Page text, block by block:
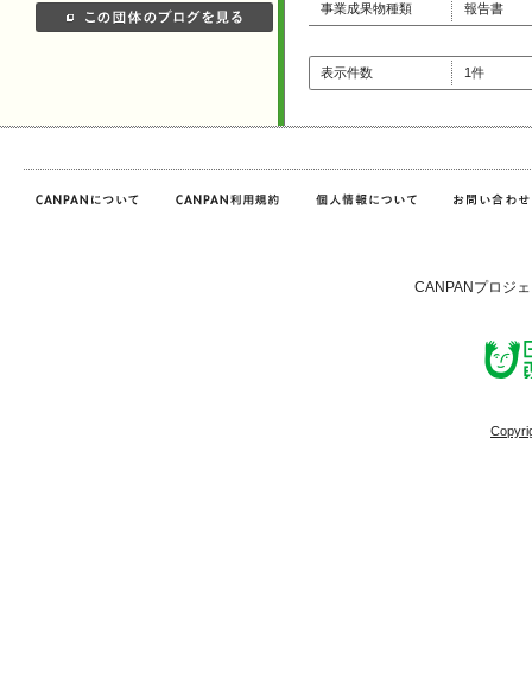
事業成果物種類 報告書
表示件数 1件
CANPANプロジ